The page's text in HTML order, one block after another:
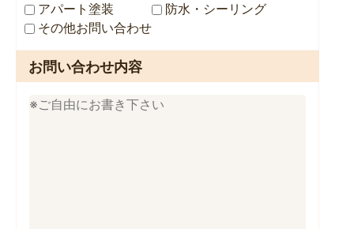
アパート塗装
防水・シーリング
その他お問い合わせ
お問い合わせ内容